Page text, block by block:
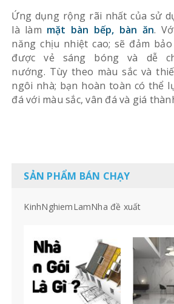
Ứng dụng rộng rãi nhất của sử
là làm mặt bàn bếp, bàn ăn.
năng chịu nhiệt cao; sẽ đảm
được vẻ sáng bóng và dễ
nướng. Tùy theo màu sắc và
ngôi nhà; bạn hoàn toàn có thể
đá với màu sắc, vân đá và giá
SẢN PHẨM BÁN CHẠY
KinhNghiemLamNha đề xuất